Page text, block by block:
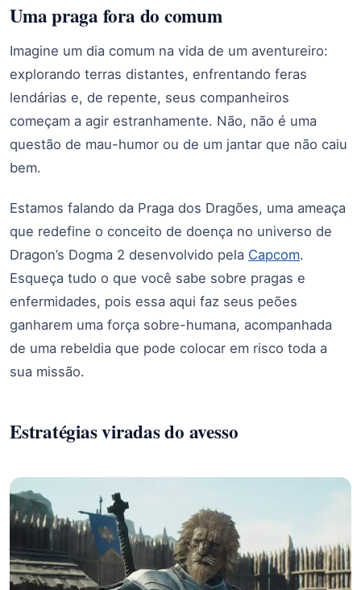
Uma praga fora do comum
Imagine um dia comum na vida de um aventureiro:
explorando terras distantes, enfrentando feras
lendárias e, de repente, seus companheiros
começam a agir estranhamente. Não, não é uma
questão de mau-humor ou de um jantar que não caiu
bem.
Estamos falando da Praga dos Dragões, uma ameaça
que redefine o conceito de doença no universo de
Dragon’s Dogma 2 desenvolvido pela Capcom.
Esqueça tudo o que você sabe sobre pragas e
enfermidades, pois essa aqui faz seus peões
ganharem uma força sobre-humana, acompanhada
de uma rebeldia que pode colocar em risco toda a
sua missão.
Estratégias viradas do avesso